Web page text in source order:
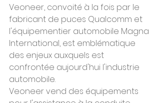
Veoneer, convoité à la fois par le
fabricant de puces Qualcomm et
l'équipementier automobile Magna
International, est emblématique
des enjeux auxquels est
confrontée aujourd'hui l'industrie
automobile.
Veoneer vend des équipements